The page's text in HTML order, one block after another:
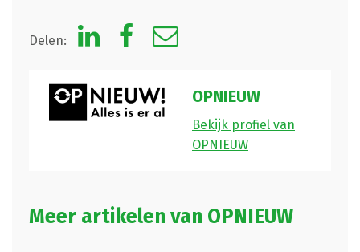
Delen:
OPNIEUW
Bekijk profiel van
OPNIEUW
Meer artikelen van OPNIEUW